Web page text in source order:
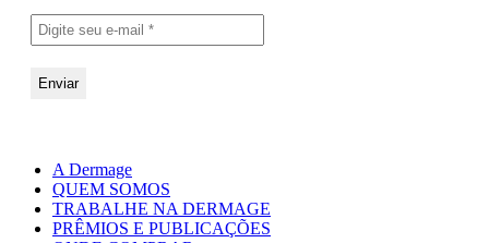
A Dermage
QUEM SOMOS
TRABALHE NA DERMAGE
PRÊMIOS E PUBLICAÇÕES